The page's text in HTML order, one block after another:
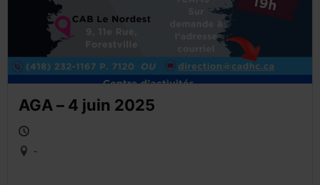
AGA – 4 juin 2025
-